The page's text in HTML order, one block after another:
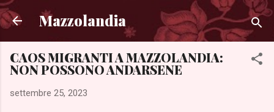
Passa ai contenuti principali
Mazzolandia
CAOS MIGRANTI A MAZZOLANDIA:
NON POSSONO ANDARSENE
settembre 25, 2023